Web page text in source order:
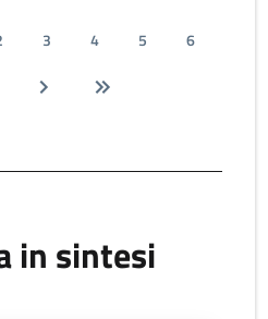
3 4 5
6
in sintesi